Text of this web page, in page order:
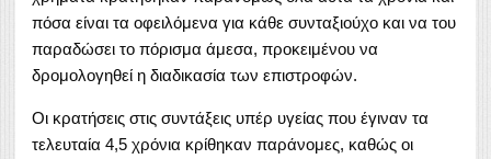
πόσα είναι τα οφειλόμενα για κάθε συνταξιούχο και να του
παραδώσει το πόρισμα άμεσα, προκειμένου να
δρομολογηθεί η διαδικασία των επιστροφών.
Οι κρατήσεις στις συντάξεις υπέρ υγείας που έγιναν τα
τελευταία 4,5 χρόνια κρίθηκαν παράνομες, καθώς οι